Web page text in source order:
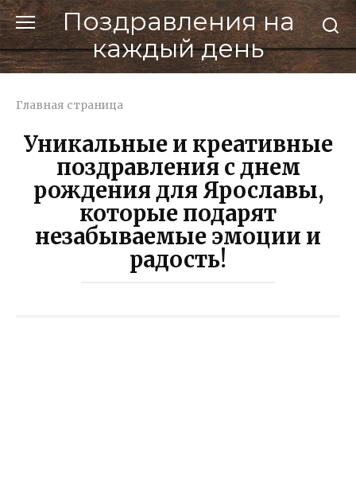
Перейти
к
контенту
Поздравления на
каждый день
Главная страница
Уникальные и креативные
поздравления с днем
рождения для Ярославы,
которые подарят
незабываемые эмоции и
радость!